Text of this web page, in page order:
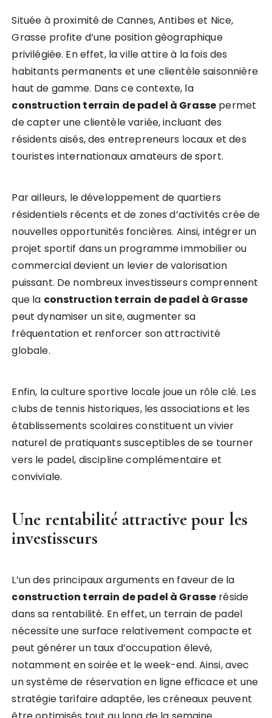
Située à proximité de Cannes, Antibes et Nice,
Grasse profite d’une position géographique
privilégiée. En effet, la ville attire à la fois des
habitants permanents et une clientèle saisonnière
haut de gamme. Dans ce contexte, la
construction terrain de padel à Grasse permet
de capter une clientèle variée, incluant des
résidents aisés, des entrepreneurs locaux et des
touristes internationaux amateurs de sport.
Par ailleurs, le développement de quartiers
résidentiels récents et de zones d’activités crée de
nouvelles opportunités foncières. Ainsi, intégrer un
projet sportif dans un programme immobilier ou
commercial devient un levier de valorisation
puissant. De nombreux investisseurs comprennent
que la construction terrain de padel à Grasse
peut dynamiser un site, augmenter sa
fréquentation et renforcer son attractivité
globale.
Enfin, la culture sportive locale joue un rôle clé. Les
clubs de tennis historiques, les associations et les
établissements scolaires constituent un vivier
naturel de pratiquants susceptibles de se tourner
vers le padel, discipline complémentaire et
conviviale.
Une rentabilité attractive pour les
investisseurs
L’un des principaux arguments en faveur de la
construction terrain de padel à Grasse réside
dans sa rentabilité. En effet, un terrain de padel
nécessite une surface relativement compacte et
peut générer un taux d’occupation élevé,
notamment en soirée et le week-end. Ainsi, avec
un système de réservation en ligne efficace et une
stratégie tarifaire adaptée, les créneaux peuvent